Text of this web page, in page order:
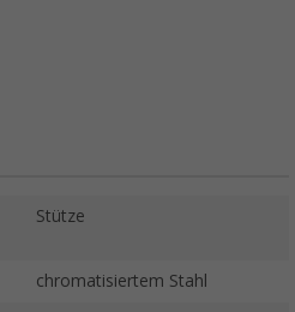
Stütze
chromatisiertem Stahl